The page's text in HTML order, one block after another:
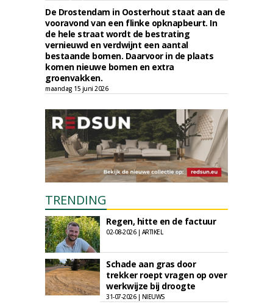
De Drostendam in Oosterhout staat aan de
vooravond van een flinke opknapbeurt. In
de hele straat wordt de bestrating
vernieuwd en verdwijnt een aantal
bestaande bomen. Daarvoor in de plaats
komen nieuwe bomen en extra
groenvakken.
maandag 15 juni 2026
TRENDING
Regen, hitte en de factuur
02-08-2026 | ARTIKEL
Schade aan gras door
trekker roept vragen op over
werkwijze bij droogte
31-07-2026 | NIEUWS